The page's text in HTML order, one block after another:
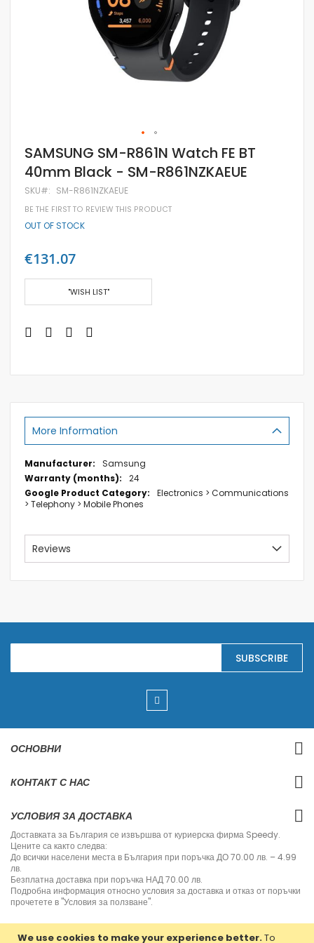
We use cookies to make your experience better.To
Skip
to
the
of
the
images
gallery
SAMSUNG SM-R861N Watch FE BT
40mm Black - SM-R861NZKAEUE
SKU SM-R861NZKAEUE
BE THE FIRST TO REVIEW THIS PRODUCT
OUT OF STOCK
€131.07
"WISH LIST"
More Information
More
Information
Samsung
24
Electronics > Communications
> Telephony > Mobile Phones
Reviews
S
g
o
O
N
s
e
t
t
e
r
:
SUBSCRIBE
ОСНОВНИ
КОНТАКТ С НАС
УСЛОВИЯ ЗА ДОСТАВКА
Доставката за България се извършва от куриерска фирма Speedy.
Цените са както следва:
До всички населени места в България при поръчка ДО 70.00 лв. – 4.99
лв.
Безплатна доставка при поръчка НАД 70.00 лв.
Подробна информация относно условия за доставка и отказ от поръчки
прочетете в "Условия за ползване".